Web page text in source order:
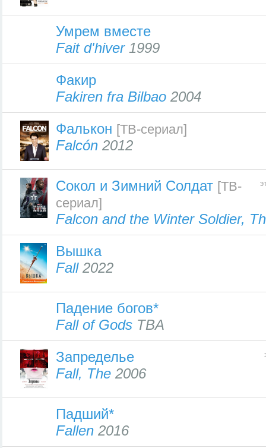
Умрем вместе
Fait d'hiver1999
Факир
Fakiren fra Bilbao 2004
Фалькон [ТВ-сериал]
Falcón 2012
Сокол и Зимний Солдат [ТВ-
сериал]
Falcon and the Winter Soldier,
Вышка
Fall2022
Падение богов*
Fall of Gods TBA
Запределье
Fall, The 2006
Падший*
Fallen 2016